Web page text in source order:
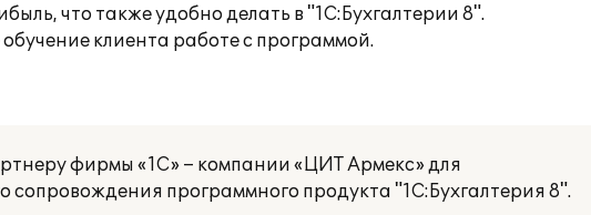
что также удобно делать в "1С:Бухгалтерии 8".
клиента работе с программой.
фирмы «1С» – компании «ЦИТ Армекс» для
сопровождения программного продукта "1С:Бухгалтерия 8".